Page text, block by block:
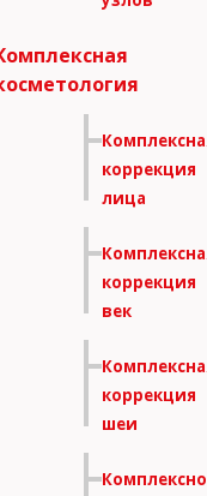
коррекция
лица
коррекция
век
коррекция
шеи